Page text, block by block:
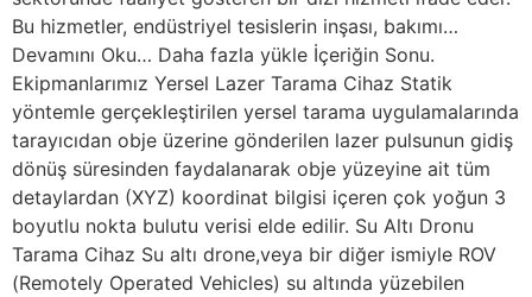
Bu hizmetler, endüstriyel tesislerin inşası, bakımı…
Devamını Oku… Daha fazla yükle İçeriğin Sonu.
Ekipmanlarımız Yersel Lazer Tarama Cihaz Statik
yöntemle gerçekleştirilen yersel tarama uygulamalarında
tarayıcıdan obje üzerine gönderilen lazer pulsunun gidiş
dönüş süresinden faydalanarak obje yüzeyine ait tüm
detaylardan (XYZ) koordinat bilgisi içeren çok yoğun 3
boyutlu nokta bulutu verisi elde edilir. Su Altı Dronu
Tarama Cihaz Su altı drone,veya bir diğer ismiyle ROV
(Remotely Operated Vehicles) su altında yüzebilen